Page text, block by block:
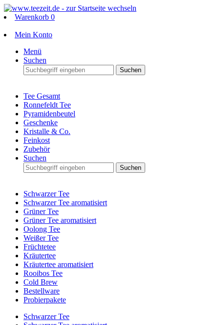
Warenkorb 0
Mein Konto
Menü
Suchen
Suchen
Tee Gesamt
Ronnefeldt Tee
Pyramidenbeutel
Geschenke
Kristalle & Co.
Feinkost
Zubehör
Suchen
Suchen
Schwarzer Tee
Schwarzer Tee aromatisiert
Grüner Tee
Grüner Tee aromatisiert
Oolong Tee
Weißer Tee
Früchtetee
Kräutertee
Kräutertee aromatisiert
Rooibos Tee
Cold Brew
Bestellware
Probierpakete
Schwarzer Tee